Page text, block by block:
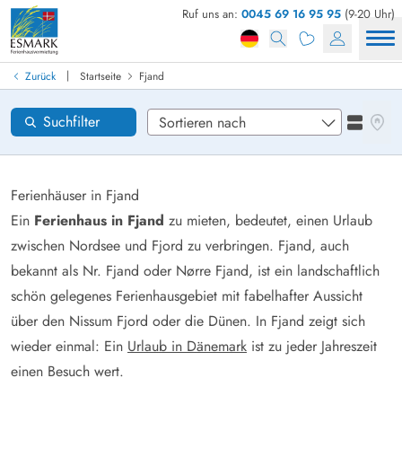
Ruf uns an: 0045 69 16 95 95 (9-20 Uhr)
Zurück | Startseite Fjand
Ferienhäuser in Fjand
Ein Ferienhaus in Fjand zu mieten, bedeutet, einen Urlaub
zwischen Nordsee und Fjord zu verbringen. Fjand, auch
bekannt als Nr. Fjand oder Nørre Fjand, ist ein landschaftlich
schön gelegenes Ferienhausgebiet mit fabelhafter Aussicht
über den Nissum Fjord oder die Dünen. In Fjand zeigt sich
wieder einmal: Ein Urlaub in Dänemark ist zu jeder Jahreszeit
einen Besuch wert.
Suchfilter
Ferienhaus in Dänemark finden
Anreise
Gebiete
Wünsche zum Haus
Loading...